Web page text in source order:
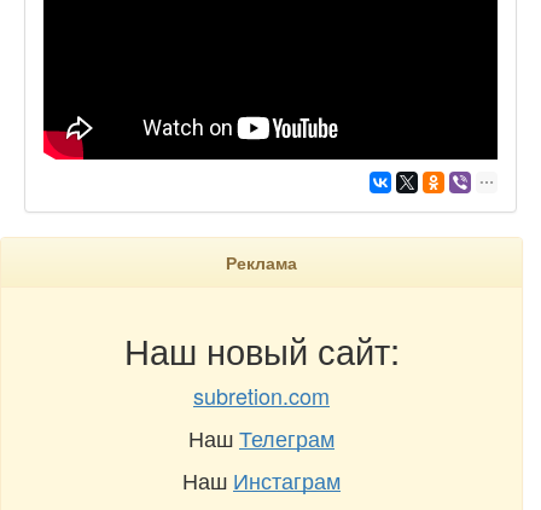
Реклама
Наш новый сайт:
subretion.com
НашТелеграм
Наш Инстаграм